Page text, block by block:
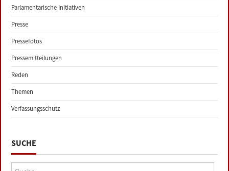
Parlamentarische Initiativen
Presse
Pressefotos
Pressemitteilungen
Reden
Themen
Verfassungsschutz
SUCHE
Suche: